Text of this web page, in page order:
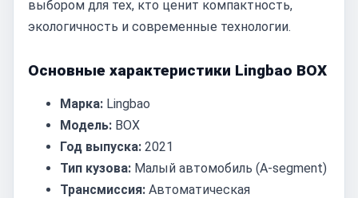
выбором для тех, кто ценит компактность,
экологичность и современные технологии.
Основные характеристики Lingbao BOX
Марка: Lingbao
Модель: BOX
Год выпуска: 2021
Тип кузова: Малый автомобиль (A-segment)
Трансмиссия: Автоматическая